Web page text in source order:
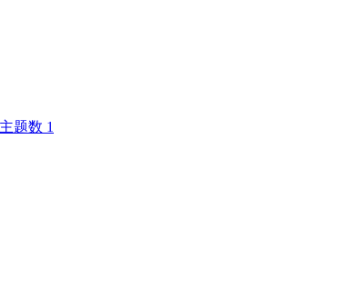
主题数 1